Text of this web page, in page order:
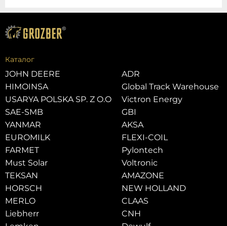
Каталог
JOHN DEERE
HIMOINSA
USARYA POLSKA SP. Z O.O
SAE-SMB
YANMAR
EUROMILK
FARMET
Must Solar
TEKSAN
HORSCH
MERLO
Liebherr
ADR
Global Track Warehouse
Victron Energy
GBI
AKSA
FLEXI-COIL
Pylontech
Voltronic
AMAZONE
NEW HOLLAND
CLAAS
CNH